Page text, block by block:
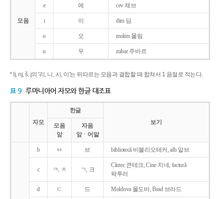
모음
e 에 cev 체브
i 이 dim 딤
o 오 molim 몰림
u 우 zubar 주바르
* lj, nj, š, j의 '리, 니, 시, 이'는 뒤따르는 모음과 결합할 때 합쳐서 1 음절로 적는다.
표 9 루마니아어 자모와 한글 대조표
자모
한글
보기
모음
앞
자음
앞ㆍ어말
b ㅂ 브 bibliotecǎ 비블리오테커, alb 알브
c ㅋ, ㅊ ㄱ, 크
Cîntec 큰테크, Cine 치네, facturǎ
팍투러
d ㄷ 드 Moldova 몰도바, Brad 브라드